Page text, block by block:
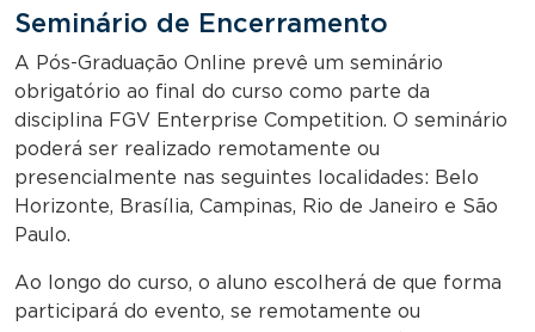
Seminário de Encerramento
A Pós-Graduação Online prevê um seminário
obrigatório ao final do curso como parte da
disciplina FGV Enterprise Competition. O seminário
poderá ser realizado remotamente ou
presencialmente nas seguintes localidades: Belo
Horizonte, Brasília, Campinas, Rio de Janeiro e São
Paulo.
Ao longo do curso, o aluno escolherá de que forma
participará do evento, se remotamente ou